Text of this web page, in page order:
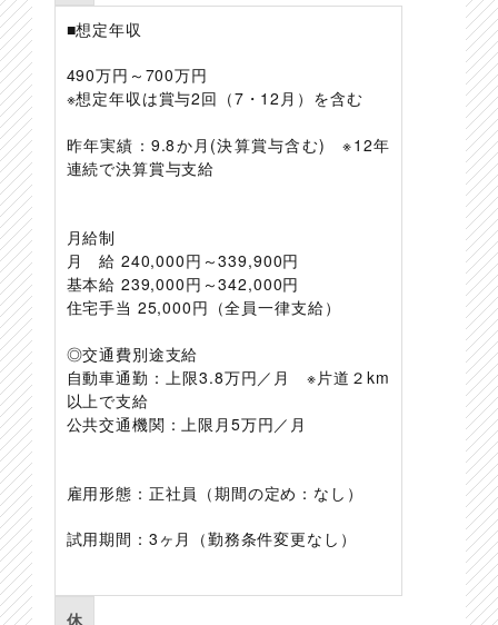
■想定年収
490万円～700万円
※想定年収は賞与2回（7・12月）を含む
昨年実績：9.8か月(決算賞与含む) ※12年
連続で決算賞与支給
月給制
月 給 240,000円～339,900円
基本給 239,000円～342,000円
住宅手当 25,000円（全員一律支給）
◎交通費別途支給
自動車通勤：上限3.8万円／月 ※片道２km
以上で支給
公共交通機関：上限月5万円／月
雇用形態：正社員（期間の定め：なし）
試用期間：3ヶ月（勤務条件変更なし）
休